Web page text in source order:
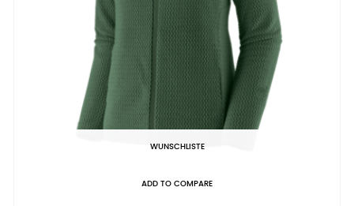
WUNSCHLISTE
ADD TO COMPARE